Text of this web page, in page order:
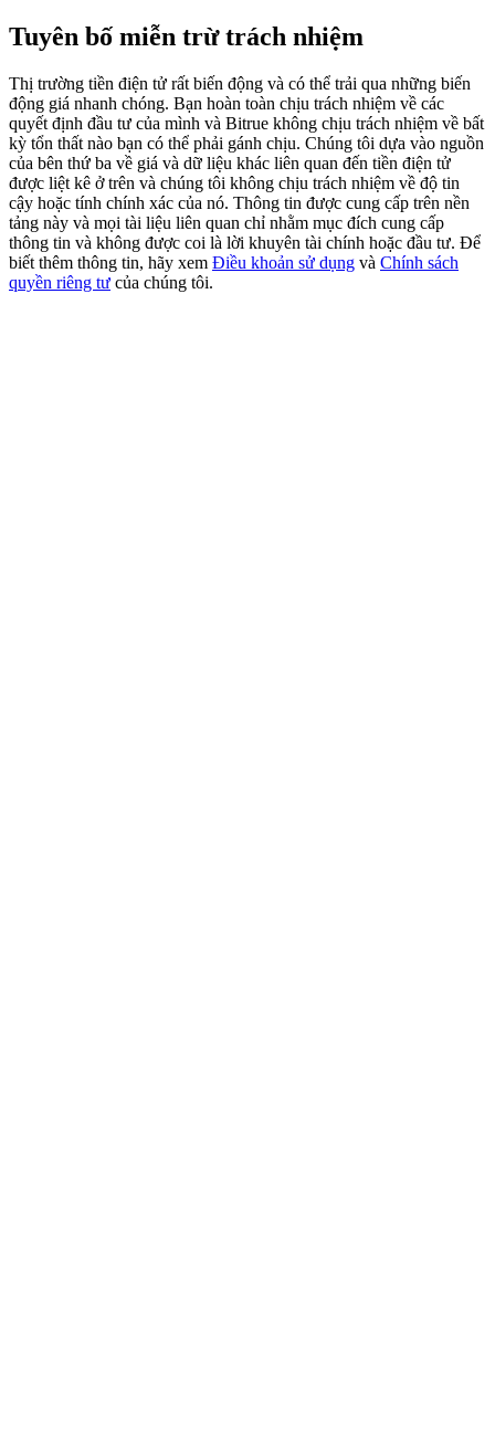
Precious Metals Trading Carnival
Trade Gold & Silver · 33,333 USDT Bonus
USDT New User Exclusive 10% APR
USDT Flexible Staking | Daily Rewards
Tuyên bố miễn trừ trách nhiệm
Thị trường tiền điện tử rất biến động và có thể trải qua những biến
động giá nhanh chóng. Bạn hoàn toàn chịu trách nhiệm về các
quyết định đầu tư của mình và Bitrue không chịu trách nhiệm về bất
kỳ tổn thất nào bạn có thể phải gánh chịu. Chúng tôi dựa vào nguồn
của bên thứ ba về giá và dữ liệu khác liên quan đến tiền điện tử
được liệt kê ở trên và chúng tôi không chịu trách nhiệm về độ tin
cậy hoặc tính chính xác của nó. Thông tin được cung cấp trên nền
tảng này và mọi tài liệu liên quan chỉ nhằm mục đích cung cấp
thông tin và không được coi là lời khuyên tài chính hoặc đầu tư. Để
biết thêm thông tin, hãy xem Điều khoản sử dụng và Chính sách
quyền riêng tư của chúng tôi.